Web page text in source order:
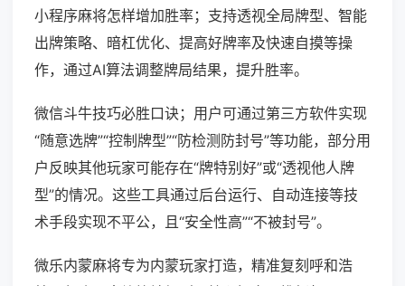
小程序麻将怎样增加胜率；支持透视全局牌型、智能
出牌策略、暗杠优化、提高好牌率及快速自摸等操
作，通过AI算法调整牌局结果，提升胜率。
微信斗牛技巧必胜口诀；用户可通过第三方软件实现
“随意选牌”“控制牌型”“防检测防封号”等功能，部分用
户反映其他玩家可能存在“牌特别好”或“透视他人牌
型”的情况。这些工具通过后台运行、自动连接等技
术手段实现不平公，且“安全性高”“不被封号”。
微乐内蒙麻将专为内蒙玩家打造，精准复刻呼和浩